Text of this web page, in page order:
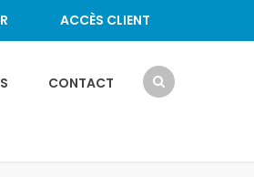
ACCÈS CLIENT
CONTACT